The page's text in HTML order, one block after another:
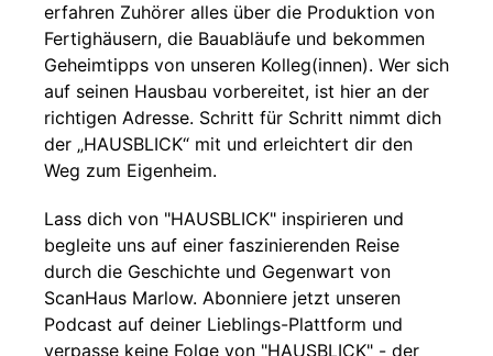
erfahren Zuhörer alles über die Produktion von
Fertighäusern, die Bauabläufe und bekommen
Geheimtipps von unseren Kolleg(innen). Wer sich
auf seinen Hausbau vorbereitet, ist hier an der
richtigen Adresse. Schritt für Schritt nimmt dich
der „HAUSBLICK“ mit und erleichtert dir den
Weg zum Eigenheim.
Lass dich von "HAUSBLICK" inspirieren und
begleite uns auf einer faszinierenden Reise
durch die Geschichte und Gegenwart von
ScanHaus Marlow. Abonniere jetzt unseren
Podcast auf deiner Lieblings-Plattform und
verpasse keine Folge von "HAUSBLICK" - der